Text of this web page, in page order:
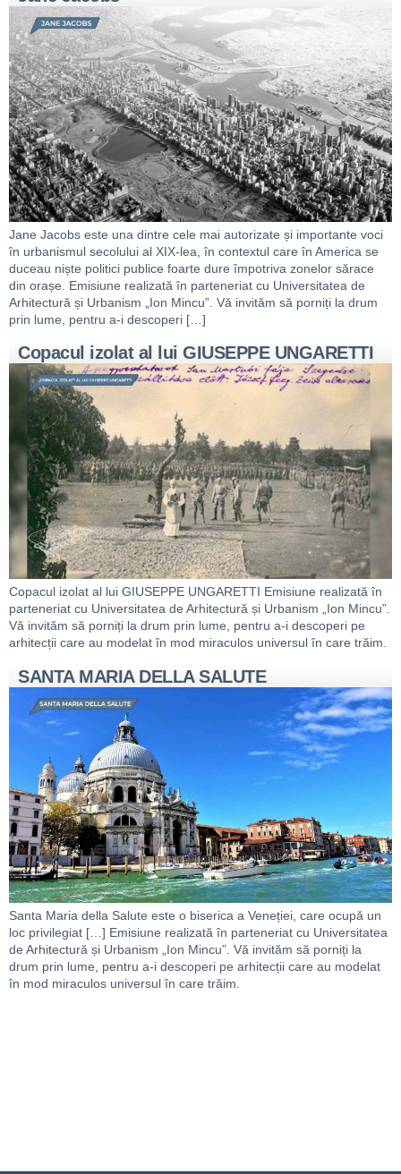
Jane Jacobs este una dintre cele mai autorizate și importante voci
în urbanismul secolului al XIX-lea, în contextul care în America se
duceau niște politici publice foarte dure împotriva zonelor sărace
din orașe. Emisiune realizată în parteneriat cu Universitatea de
Arhitectură și Urbanism „Ion Mincu”. Vă invităm să porniți la drum
prin lume, pentru a-i descoperi […]
Copacul izolat al lui GIUSEPPE UNGARETTI
Copacul izolat al lui GIUSEPPE UNGARETTI Emisiune realizată în
parteneriat cu Universitatea de Arhitectură și Urbanism „Ion Mincu”.
Vă invităm să porniți la drum prin lume, pentru a-i descoperi pe
arhitecții care au modelat în mod miraculos universul în care trăim.
SANTA MARIA DELLA SALUTE
Santa Maria della Salute este o biserica a Veneției, care ocupă un
loc privilegiat […] Emisiune realizată în parteneriat cu Universitatea
de Arhitectură și Urbanism „Ion Mincu”. Vă invităm să porniți la
drum prin lume, pentru a-i descoperi pe arhitecții care au modelat
în mod miraculos universul în care trăim.